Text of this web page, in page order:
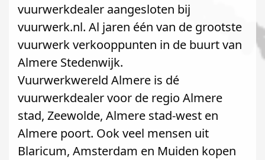
vuurwerkdealer aangesloten bij
vuurwerk.nl. Al jaren één van de grootste
vuurwerk verkooppunten in de buurt van
Almere Stedenwijk.
Vuurwerkwereld Almere is dé
vuurwerkdealer voor de regio Almere
stad, Zeewolde, Almere stad-west en
Almere poort. Ook veel mensen uit
Blaricum, Amsterdam en Muiden kopen